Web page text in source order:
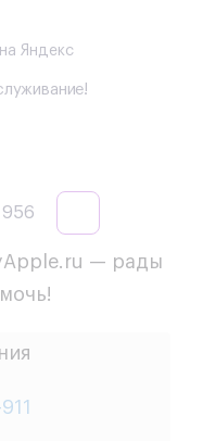
на Яндекс
956
— рады